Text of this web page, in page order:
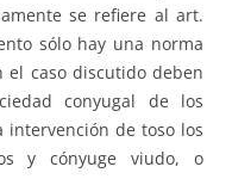
se refiere al art.
sólo hay una norma
el caso discutido deben
conyugal de los
de toso los
y cónyuge viudo, o